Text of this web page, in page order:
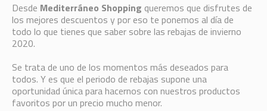
Desde Mediterráneo Shopping queremos que disfrutes de
los mejores descuentos y por eso te ponemos al día de
todo lo que tienes que saber sobre las rebajas de invierno
2020.
Se trata de uno de los momentos más deseados para
todos. Y es que el periodo de rebajas supone una
oportunidad única para hacernos con nuestros productos
favoritos por un precio mucho menor.